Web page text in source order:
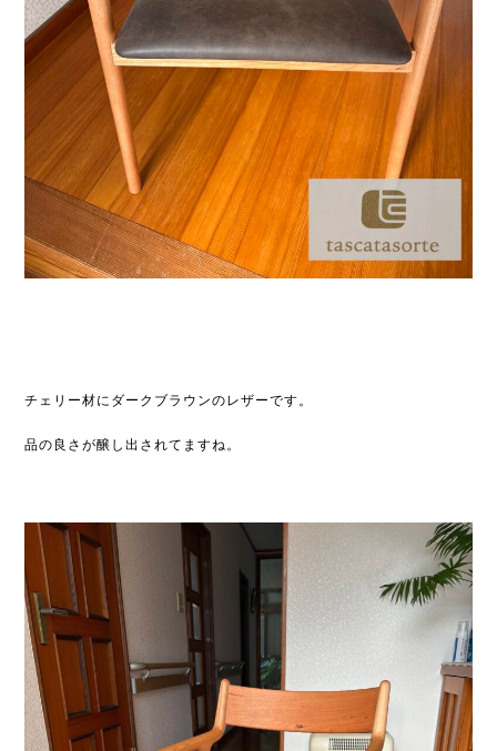
チェリー材にダークブラウンのレザーです。
品の良さが醸し出されてますね。